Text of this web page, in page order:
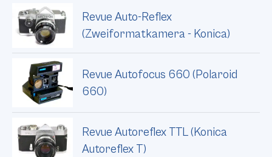
Revue Auto-Reflex
(Zweiformatkamera - Konica)
Revue Autofocus 660 (Polaroid
660)
Revue Autoreflex TTL (Konica
Autoreflex T)